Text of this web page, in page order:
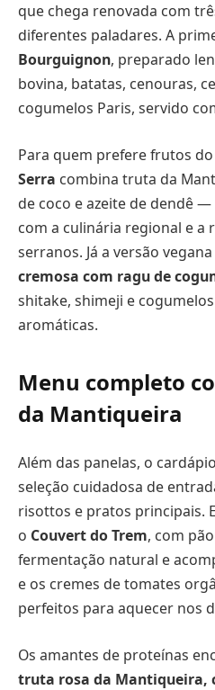
que chega renovada com
diferentes paladares. A
Bourguignon, preparado
bovina, batatas, cenouras,
cogumelos Paris, servido
Para quem prefere frutos do
Serra combina truta da
de coco e azeite de dendê
com a culinária regional e a
serranos. Já a versão
cremosa com ragu de
shitake, shimeji e
aromáticas.
Menu completo
da Mantiqueira
Além das panelas, o
seleção cuidadosa de
risottos e pratos principais.
o Couvert do Trem, com
fermentação natural e
e os cremes de tomates
perfeitos para aquecer nos
Os amantes de proteínas
truta rosa da Mantiqueira,